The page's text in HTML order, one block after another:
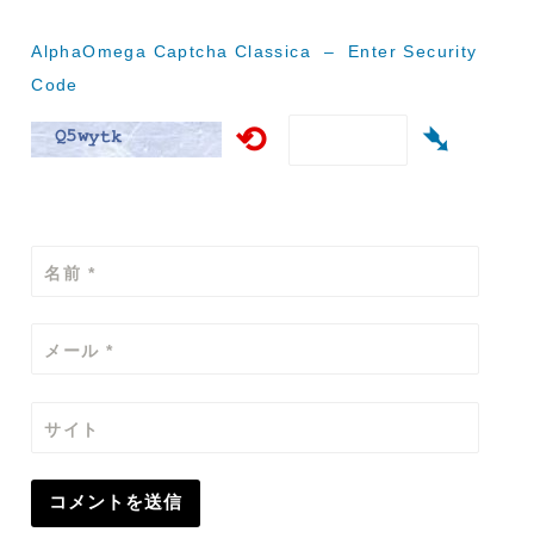
ン
AlphaOmega Captcha Classica – Enter Security
Code
⟲ ➴
名前 *
メール *
サイト